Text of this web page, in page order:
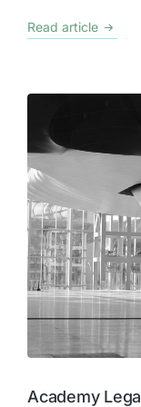
Read article
Academy